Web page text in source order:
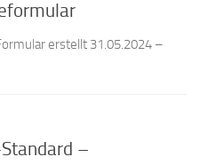
erstellt 31.05.2024 –
–